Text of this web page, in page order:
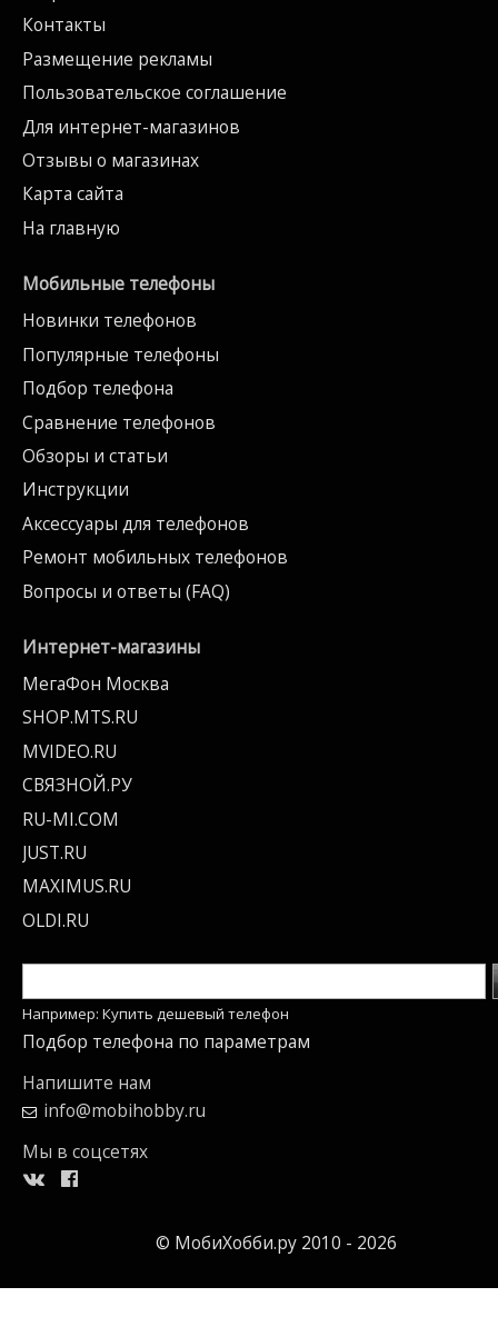
Контакты
Размещение рекламы
Пользовательское соглашение
Для интернет-магазинов
Отзывы о магазинах
Карта сайта
На главную
Мобильные телефоны
Новинки телефонов
Популярные телефоны
Подбор телефона
Сравнение телефонов
Обзоры и статьи
Инструкции
Аксессуары для телефонов
Ремонт мобильных телефонов
Вопросы и ответы (FAQ)
Интернет-магазины
МегаФон Москва
SHOP.MTS.RU
MVIDEO.RU
СВЯЗНОЙ.РУ
RU-MI.COM
JUST.RU
MAXIMUS.RU
OLDI.RU
Например: Купить дешевый телефон
Подбор телефона по параметрам
Напишите нам
info@mobihobby.ru
Мы в соцсетях
© МобиХобби.ру 2010 - 2026